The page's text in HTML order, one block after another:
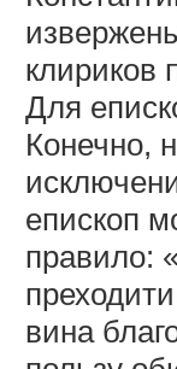
клириков
Для
Конечно,
епископ
правило:
вина